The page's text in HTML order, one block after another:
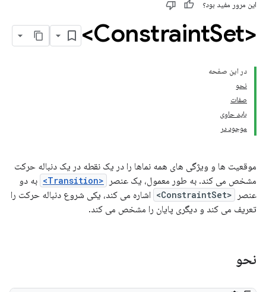
این مرور مفید بود؟
<Constraint
Set>
در این صفحه
نحو
صفات
باید حاوی
موجود در
موقعیت ها و ویژگی های همه نماها را در یک نقطه در یک دنباله حرکت
مشخص می کند. به طور معمول، یک عنصر
<Transition>
به دو
عنصر
<ConstraintSet>
اشاره می کند، یکی شروع دنباله حرکت را
تعریف می کند و دیگری پایان را مشخص می کند.
نحو